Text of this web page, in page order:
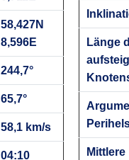
58,427N
8,596E
244,7°
65,7°
58,1 km/s
04:10
Länge
Mittlere